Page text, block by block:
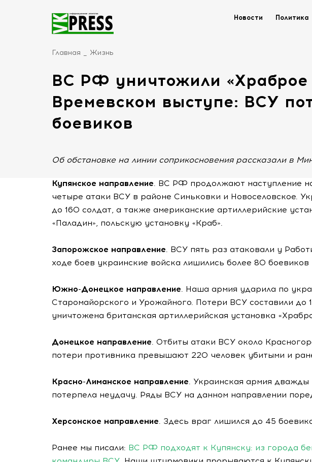
Новости Политика
Главная Жизнь
ВС РФ уничтожили «Храброе
Времевском выступе: ВСУ
боевиков
Об обстановке на линии соприкосновения рассказали в
Купянское направление. ВС РФ продолжают наступление
четыре атаки ВСУ в районе Синьковки и Новоселовское.
до 160 солдат, а также американские артиллерийские
«Паладин», польскую установку «Краб».
Запорожское направление. ВСУ пять раз атаковали у
ходе боев украинские войска лишились более 80
Южно-Донецкое направление. Наша армия ударила по
Старомайорского и Урожайного. Потери ВСУ составили до
уничтожена британская артиллерийская установка
Донецкое направление. Отбиты атаки ВСУ около
потери противника превышают 220 человек убитыми и
Красно-Лиманское направление. Украинская армия
потерпела неудачу. Ряды ВСУ на данном направлении
Херсонское направление. Здесь враг лишился до 45
Ранее мы писали: ВС РФ подходят к Купянску: из города